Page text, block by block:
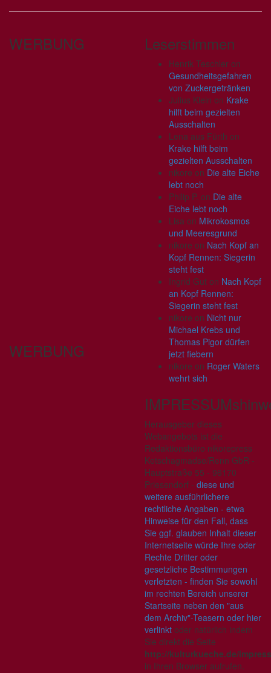
WERBUNG
WERBUNG
Leserstimmen
Henrik Teschler on
Gesundheitsgefahren
von Zuckergetränken
Julius Klein on Krake
hilft beim gezielten
Ausschalten
Lena aus Fürth on
Krake hilft beim
gezielten Ausschalten
nikore on Die alte Eiche
lebt noch
Philip P. on Die alte
Eiche lebt noch
Lisa on Mikrokosmos
und Meeresgrund
nikore on Nach Kopf an
Kopf Rennen: Siegerin
steht fest
Ingrid Gut on Nach Kopf
an Kopf Rennen:
Siegerin steht fest
nikore on Nicht nur
Michael Krebs und
Thomas Pigor dürfen
jetzt fiebern
nikore on Roger Waters
wehrt sich
Herausgeber dieses
Webangebots ist die
Redaktionsbüro nikorepress
Ketschagmadse/Renn GbR -
Hauptstraße 55 - 96170
Priesendorf - diese und
weitere ausführlichere
rechtliche Angaben - etwa
Hinweise für den Fall, dass
Sie ggf. glauben Inhalt dieser
Internetseite würde Ihre oder
Rechte Dritter oder
gesetzliche Bestimmungen
verletzten - finden Sie sowohl
im rechten Bereich unserer
Startseite neben den "aus
dem Archiv"-Teasern oder hier
verlinkt oder natürlich indem
Sie direkt die Seite
http://kulturkueche.de/
in Ihren Browser aufrufen.